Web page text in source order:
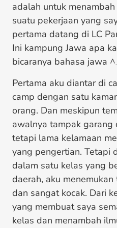
adalah untuk
suatu pekerjaan yang
pertama datang di LC
Ini kampung Jawa apa
bicaranya bahasa jawa
Pertama aku diantar di
camp dengan satu
orang. Dan meskipun
awalnya tampak garang
tetapi lama kelamaan
yang pengertian. Tetapi
dalam satu kelas yang
daerah, aku
dan sangat kocak. Dari
yang membuat saya
kelas dan menambah